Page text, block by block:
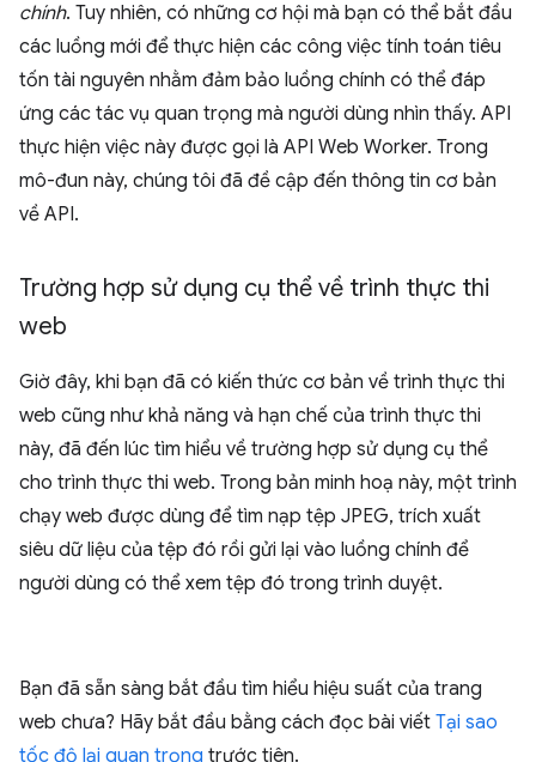
chính. Tuy nhiên, có những cơ hội mà bạn có thể bắt đầu
các luồng mới để thực hiện các công việc tính toán tiêu
tốn tài nguyên nhằm đảm bảo luồng chính có thể đáp
ứng các tác vụ quan trọng mà người dùng nhìn thấy. API
thực hiện việc này được gọi là API Web Worker. Trong
mô-đun này, chúng tôi đã đề cập đến thông tin cơ bản
về API.
Trường hợp sử dụng cụ thể về trình thực thi
web
Giờ đây, khi bạn đã có kiến thức cơ bản về trình thực thi
web cũng như khả năng và hạn chế của trình thực thi
này, đã đến lúc tìm hiểu về trường hợp sử dụng cụ thể
cho trình thực thi web. Trong bản minh hoạ này, một trình
chạy web được dùng để tìm nạp tệp JPEG, trích xuất
siêu dữ liệu của tệp đó rồi gửi lại vào luồng chính để
người dùng có thể xem tệp đó trong trình duyệt.
Bạn đã sẵn sàng bắt đầu tìm hiểu hiệu suất của trang
web chưa? Hãy bắt đầu bằng cách đọc bài viết Tại sao
tốc độ lại quan trọng trước tiên.